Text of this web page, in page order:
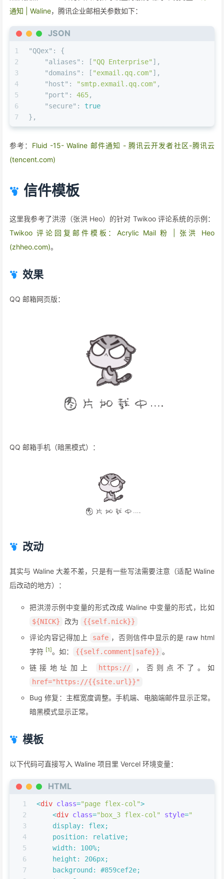
通知 | Waline，腾讯企业邮相关参数如下：
JSON
1
2
3
4
5
6
7
"QQex" :
{
"aliases" : [ "QQ Enterprise" ] ,
"domains" : [ "exmail.qq.com" ] ,
"host" : "smtp.exmail.qq.com" ,
"port" : 465,
"secure" :
true
} ,
参考： Fluid -15- Waline 邮件通知 - 腾讯云开发者社区-腾讯云
(tencent.com)
信件模板
这里我参考了洪涝（张洪 Heo）的针对 Twikoo 评论系统的示例：
Twikoo 评论回复邮件模板：Acrylic Mail 粉 | 张洪 Heo
(zhheo.com)。
效果
QQ 邮箱网页版：
QQ 邮箱手机（暗黑模式）：
改动
其实与 Waline 大差不差，只是有一些写法需要注意（适配 Waline
后改动的地方）：
把洪涝示例中变量的形式改成 Waline 中变量的形式，比如
${NICK} 改为 {{self.nick}}
评论内容记得加上 safe ，否则信件中显示的是 raw html
字符 [1]。如： {{self.comment|safe}} 。
链接地址加上
https:// ，否则点不了。如
href="https://{{site.url}}"
Bug 修复：主框宽度调整。手机端、电脑端邮件显示正常。
暗黑模式显示正常。
模板
以下代码可直接写入 Waline 项目里 Vercel 环境变量：
HTML
1
2
3
4
5
6
7
<div class="page flex-col">
<div class="box_3 flex-col" style="
    display: flex;
    position: relative;
    width: 100%;
    height: 206px;
    background: #859cef2e;